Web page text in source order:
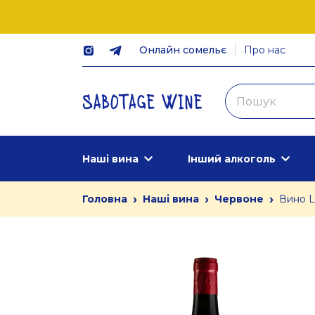
Онлайн сомельє Про нас
Наші вина Інший алкоголь
Головна › Наші вина › Червоне › Вино